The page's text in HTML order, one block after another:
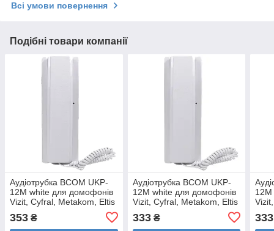
Всі умови повернення
Подібні товари компанії
Аудіотрубка BCOM UKP-
12M white для домофонів
Vizit, Cyfral, Metakom, Eltis
353 ₴
Аудіотрубка BCOM UKP-
12M white для домофонів
Vizit, Cyfral, Metakom, Eltis
333₴ 333